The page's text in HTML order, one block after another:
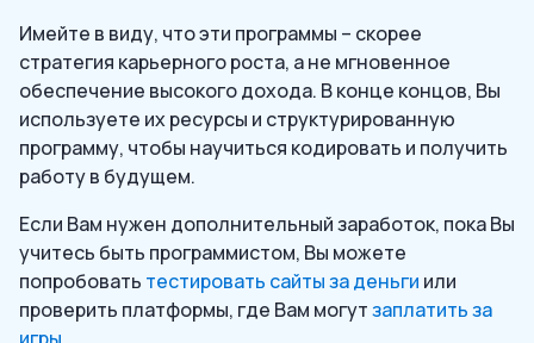
Имейте в виду, что эти программы – скорее
стратегия карьерного роста, а не мгновенное
обеспечение высокого дохода. В конце концов, Вы
используете их ресурсы и структурированную
программу, чтобы научиться кодировать и получить
работу в будущем.
Если Вам нужен дополнительный заработок, пока Вы
учитесь быть программистом, Вы можете
попробовать тестировать сайты за деньги или
проверить платформы, где Вам могутзаплатить за